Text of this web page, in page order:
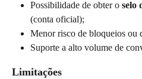
Possibilidade de obter o selo
(conta oficial);
Menor risco de bloqueios ou
Suporte a alto volume de
Limitações